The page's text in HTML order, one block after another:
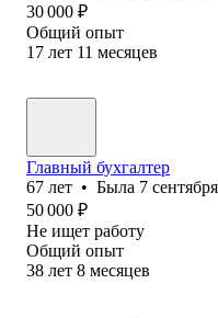
30 000 ₽
Общий опыт
17 лет 11 месяцев
Главный бухгалтер
67 лет • Была 7
50 000 ₽
Не ищет работу
Общий опыт
38 лет 8 месяцев